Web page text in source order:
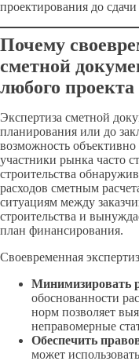
проектирования до
Почему
сметной
любого проекта
Экспертиза сметной
планирования или до
возможность
участники рынка часто
строительства
расходов сметным
ситуациям между
строительства и
план финансирования.
Своевременная
Минимизировать
обоснованности
норм позволяет
неправомерные
Обеспечить
может